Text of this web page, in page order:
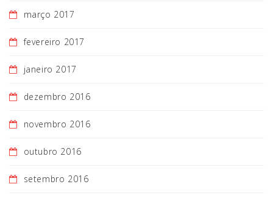
março 2017
fevereiro 2017
janeiro 2017
dezembro 2016
novembro 2016
outubro 2016
setembro 2016